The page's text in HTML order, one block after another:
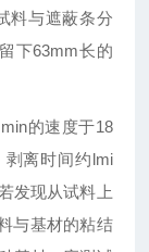
料与遮蔽条分
下63mm长的
的速度于18
剥离时间约lmi
发现从试料上
与基材的粘结